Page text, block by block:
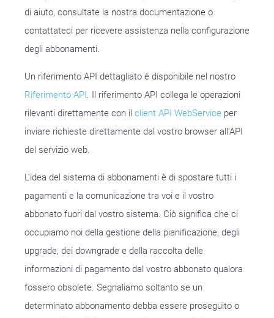
di aiuto, consultate la nostra documentazione o
contattateci per ricevere assistenza nella configurazione
degli abbonamenti.
Un riferimento API dettagliato è disponibile nel nostro
Riferimento API. Il riferimento API collega le operazioni
rilevanti direttamente con il client API WebService per
inviare richieste direttamente dal vostro browser all’API
del servizio web.
L’idea del sistema di abbonamenti è di spostare tutti i
pagamenti e la comunicazione tra voi e il vostro
abbonato fuori dal vostro sistema. Ciò significa che ci
occupiamo noi della gestione della pianificazione, degli
upgrade, dei downgrade e della raccolta delle
informazioni di pagamento dal vostro abbonato qualora
fossero obsolete. Segnaliamo soltanto se un
determinato abbonamento debba essere proseguito o